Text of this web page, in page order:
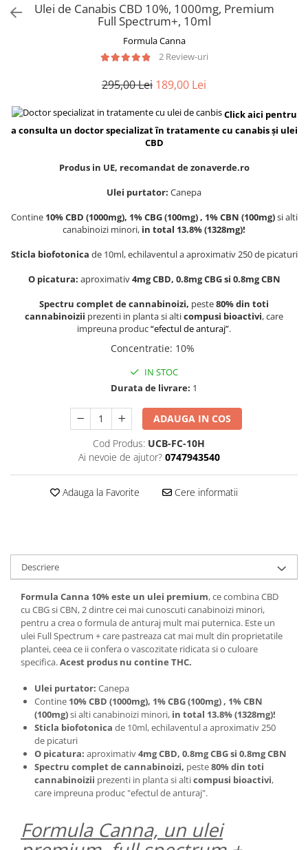
Ulei de Canabis CBD 10%, 1000mg, Premium
Full Spectrum+, 10ml
Formula Canna
2 Review-uri
295,00 Lei 189,00 Lei
Click aici pentru
a consulta un doctor specializat în tratamente cu canabis și ulei
CBD
Produs in UE, recomandat de zonaverde.ro
Ulei purtator: Canepa
Contine 10% CBD (1000mg), 1% CBG (100mg) , 1% CBN (100mg)si alti
canabinoizi minori, in total 13.8% (1328mg)!
Sticla biofotonica de 10ml, echilaventul a aproximativ 250 de picaturi
O picatura: aproximativ4mg CBD, 0.8mg CBG si 0.8mg CBN
Spectru complet de cannabinoizi, peste80% din toti
cannabinoizii prezenti in planta si alticompusi bioactivi, care
impreuna produc“efectul de anturaj”.
Concentratie: 10%
IN STOC
Durata de livrare: 1
ADAUGA IN COS
Cod Produs: UCB-FC-10H
Ai nevoie de ajutor? 0747943540
Adauga la Favorite Cere informatii
Descriere
Formula Canna 10% este un ulei premium, ce combina CBD
cu CBG si CBN, 2 dintre cei mai cunoscuti canabinoizi minori,
pentru a crea o formula de anturaj mult mai puternica. Este un
ulei Full Spectrum + care pastreaza cat mai mult din proprietatile
plantei, ceea ce ii confera o vascozitate ridicata si o culoare
specifica.Acest produs nu contine THC.
Ulei purtator: Canepa
Contine 10% CBD (1000mg), 1% CBG (100mg) , 1% CBN
(100mg)si alti canabinoizi minori, in total 13.8% (1328mg)!
Sticla biofotonica de 10ml, echilaventul a aproximativ 250
de picaturi
O picatura: aproximativ4mg CBD, 0.8mg CBG si 0.8mg CBN
Spectru complet de cannabinoizi, peste80% din toti
cannabinoizii prezenti in planta si alticompusi bioactivi,
care impreuna produc "efectul de anturaj".
Formula Canna, un ulei